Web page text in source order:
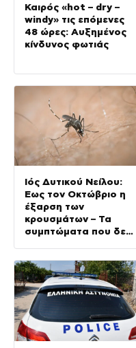
Καιρός «hot – dry –
windy» τις επόμενες
48 ώρες: Αυξημένος
κίνδυνος φωτιάς
Ιός Δυτικού Νείλου:
Έως τον Οκτώβριο η
έξαρση των
κρουσμάτων – Τα
συμπτώματα που δεν